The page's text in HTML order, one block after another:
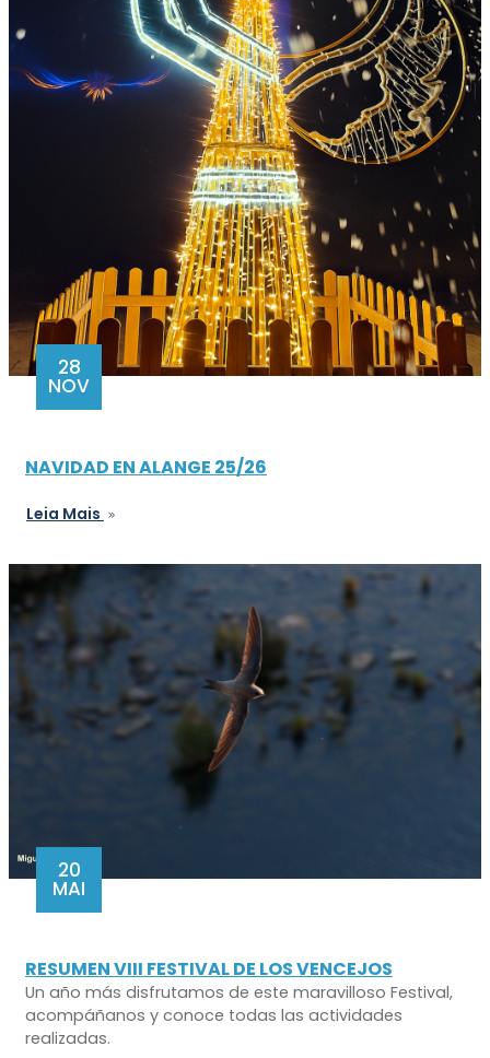
28
NOV
NAVIDAD EN ALANGE 25/26
Leia Mais
20
MAI
RESUMEN VIII FESTIVAL DE LOS VENCEJOS
Un año más disfrutamos de este maravilloso Festival,
acompáñanos y conoce todas las actividades
realizadas.